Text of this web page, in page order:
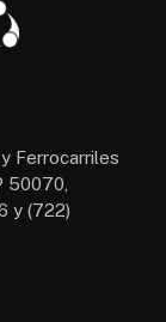
Ferrocarriles
50070,
y (722)